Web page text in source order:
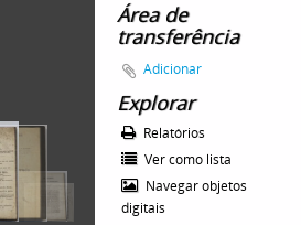
Área de
transferência
Adicionar
Explorar
Relatórios
Ver como lista
Navegar objetos
digitais